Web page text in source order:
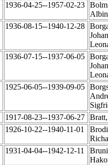
1936-04-25--1957-02-23
1936-08-15--1940-12-28
Johan
1936-07-15--1937-06-05
Johan
1925-06-05--1939-09-05
1917-08-23--1937-06-27
1926-10-22--1940-11-01
1931-04-04--1942-12-11